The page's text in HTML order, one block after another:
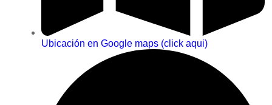
Ubicación en Google maps (click aqui)